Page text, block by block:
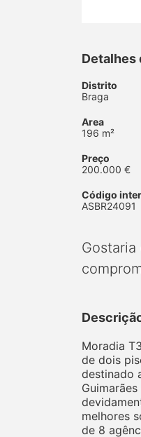
Detalhes
Distrito
Braga
Area
196 m²
Preço
200.000 €
Código
ASBR24091
Moradia
de dois
destinado
melhores
de 8